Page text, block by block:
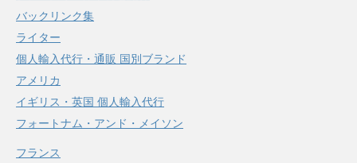
バックリンク集
ライター
個人輸入代行・通販 国別ブランド
アメリカ
イギリス・英国 個人輸入代行
フォートナム・アンド・メイソン
フランス